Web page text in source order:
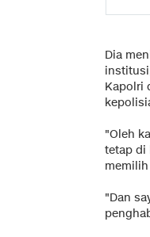
Dia
Kapolri
"Oleh
tetap di
"Dan